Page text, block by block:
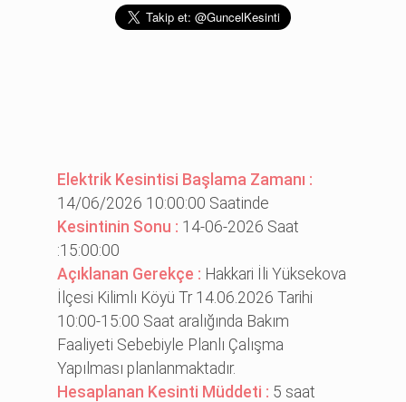
Elektrik Kesintisi Başlama Zamanı :
14/06/2026 10:00:00 Saatinde
Kesintinin Sonu : 14-06-2026 Saat
:15:00:00
Açıklanan Gerekçe : Hakkari İli Yüksekova
İlçesi Kilimlı Köyü Tr 14.06.2026 Tarihi
10:00-15:00 Saat aralığında Bakım
Faaliyeti Sebebiyle Planlı Çalışma
Yapılması planlanmaktadır.
Hesaplanan Kesinti Müddeti : 5 saat